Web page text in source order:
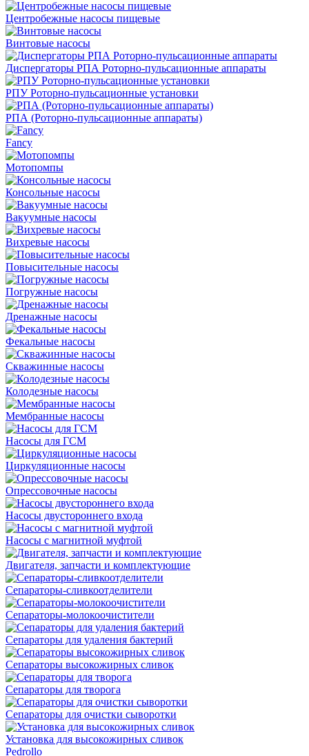
Центробежные насосы пищевые
Винтовые насосы
Диспергаторы РПА Роторно-пульсационные аппараты
РПУ Роторно-пульсационные установки
РПА (Роторно-пульсационные аппараты)
Fancy
Мотопомпы
Консольные насосы
Вакуумные насосы
Вихревые насосы
Повысительные насосы
Погружные насосы
Дренажные насосы
Фекальные насосы
Скважинные насосы
Колодезные насосы
Мембранные насосы
Насосы для ГСМ
Циркуляционные насосы
Опрессовочные насосы
Насосы двустороннего входа
Насосы с магнитной муфтой
Двигателя, запчасти и комплектующие
Сепараторы-сливкоотделители
Сепараторы-молокоочистители
Сепараторы для удаления бактерий
Сепараторы высокожирных сливок
Сепараторы для творога
Сепараторы для очистки сыворотки
Установка для высокожирных сливок
Pedrollo